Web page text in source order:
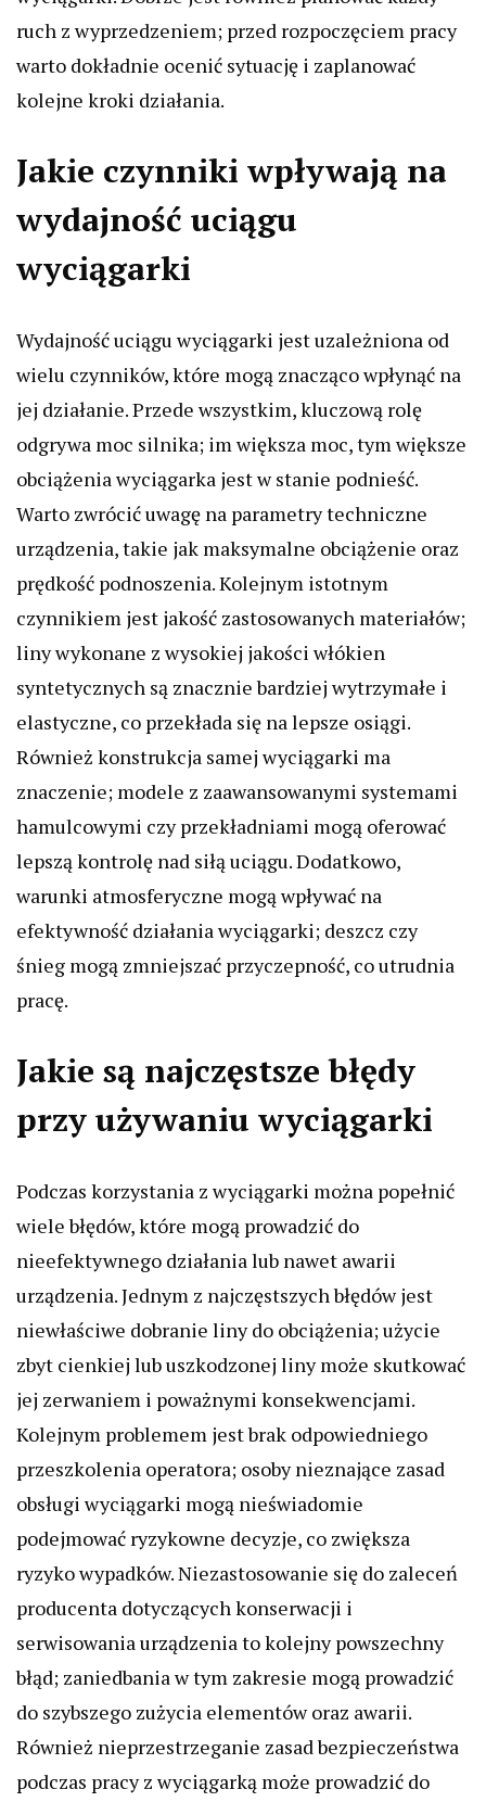
ruch z wyprzedzeniem; przed rozpoczęciem pracy
warto dokładnie ocenić sytuację i zaplanować
kolejne kroki działania.
Jakie czynniki wpływają na
wydajność uciągu
wyciągarki
Wydajność uciągu wyciągarki jest uzależniona od
wielu czynników, które mogą znacząco wpłynąć na
jej działanie. Przede wszystkim, kluczową rolę
odgrywa moc silnika; im większa moc, tym większe
obciążenia wyciągarka jest w stanie podnieść.
Warto zwrócić uwagę na parametry techniczne
urządzenia, takie jak maksymalne obciążenie oraz
prędkość podnoszenia. Kolejnym istotnym
czynnikiem jest jakość zastosowanych materiałów;
liny wykonane z wysokiej jakości włókien
syntetycznych są znacznie bardziej wytrzymałe i
elastyczne, co przekłada się na lepsze osiągi.
Również konstrukcja samej wyciągarki ma
znaczenie; modele z zaawansowanymi systemami
hamulcowymi czy przekładniami mogą oferować
lepszą kontrolę nad siłą uciągu. Dodatkowo,
warunki atmosferyczne mogą wpływać na
efektywność działania wyciągarki; deszcz czy
śnieg mogą zmniejszać przyczepność, co utrudnia
pracę.
Jakie są najczęstsze błędy
przy używaniu wyciągarki
Podczas korzystania z wyciągarki można popełnić
wiele błędów, które mogą prowadzić do
nieefektywnego działania lub nawet awarii
urządzenia. Jednym z najczęstszych błędów jest
niewłaściwe dobranie liny do obciążenia; użycie
zbyt cienkiej lub uszkodzonej liny może skutkować
jej zerwaniem i poważnymi konsekwencjami.
Kolejnym problemem jest brak odpowiedniego
przeszkolenia operatora; osoby nieznające zasad
obsługi wyciągarki mogą nieświadomie
podejmować ryzykowne decyzje, co zwiększa
ryzyko wypadków. Niezastosowanie się do zaleceń
producenta dotyczących konserwacji i
serwisowania urządzenia to kolejny powszechny
błąd; zaniedbania w tym zakresie mogą prowadzić
do szybszego zużycia elementów oraz awarii.
Również nieprzestrzeganie zasad bezpieczeństwa
podczas pracy z wyciągarką może prowadzić do